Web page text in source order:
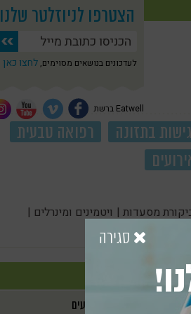
הצטרפו לניוזלטר שלנו
לעדכונים בנושאים מסוימים, לחצו כאן
Eatwell ברשת
גישות בתזונה
רפואה טבעית
מסעדות | ויטמינים ומינרלים |
אירועים
סגירה